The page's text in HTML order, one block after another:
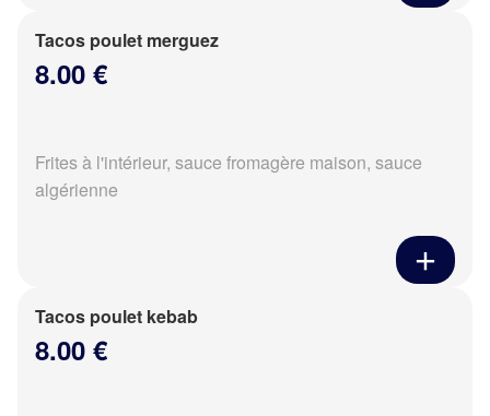
Tacos poulet merguez
8.00 €
Frites à l'intérieur, sauce fromagère maison, sauce
algérienne
Tacos poulet kebab
8.00 €